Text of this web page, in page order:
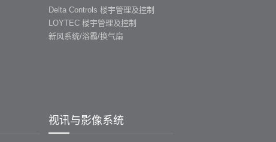
Delta Controls 楼宇管理及控制
LOYTEC 楼宇管理及控制
新风系统/浴霸/换气扇
视讯与影像系统